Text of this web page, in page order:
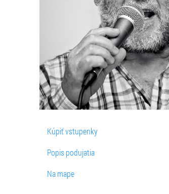
Kúpiť vstupenky
Popis podujatia
Na mape